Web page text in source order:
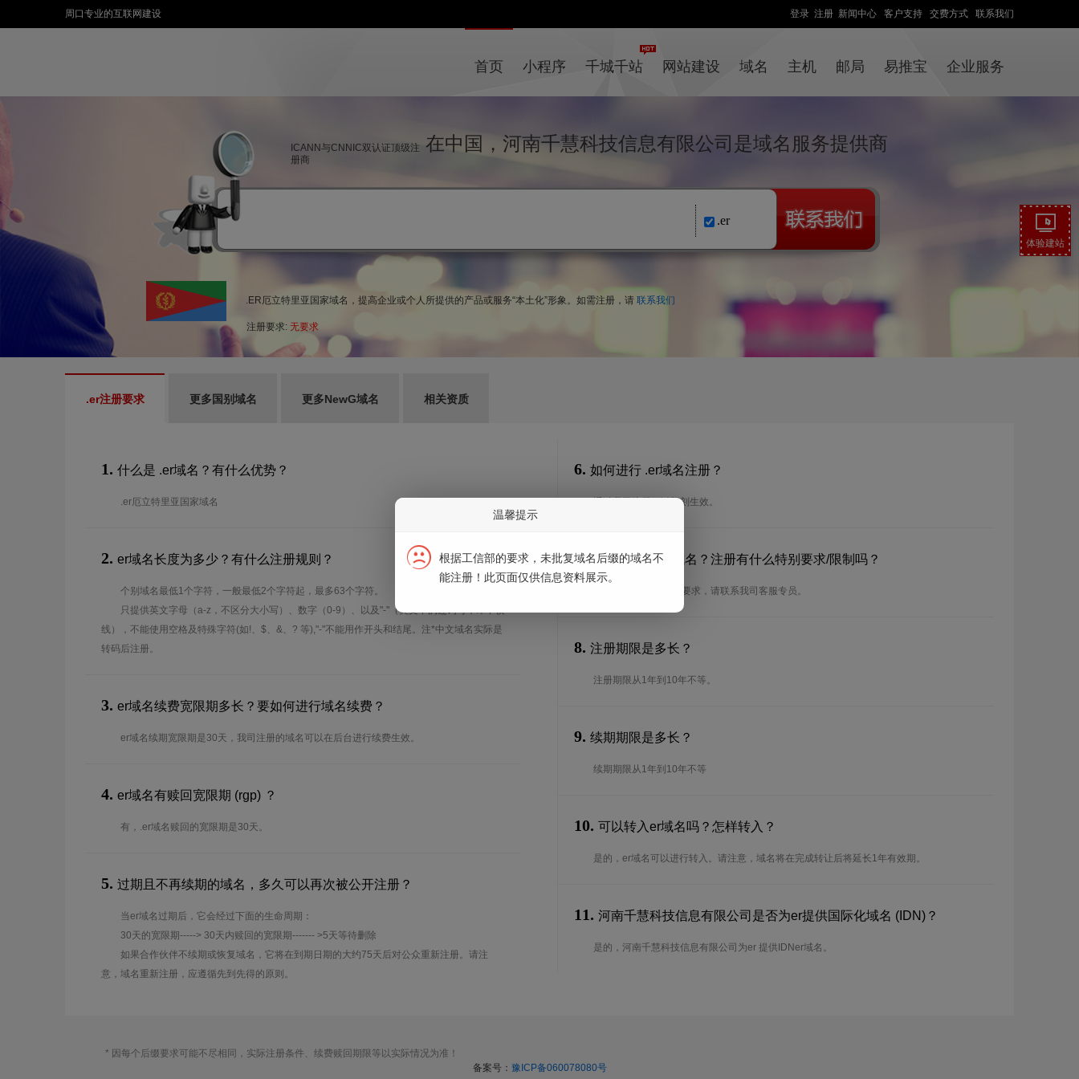
周口专业的互联网建设 登录 注册 新闻中心 客户支持 交费方式 联系我们
首页 小程序 千城千站 网站建设 域名 主机 邮局 易推宝 企业服务
ICANN与CNNIC双认证顶级注
册商
在中国，河南千慧科技信息有限公司是域名服务提供商
.er
.ER厄立特里亚国家域名，提高企业或个人所提供的产品或服务“本土化”形象。如需注册，请 联系我们
注册要求: 无要求
.er注册要求 更多国别域名 更多NewG域名 相关资质
1. 什么是 .er域名？有什么优势？
.er厄立特里亚国家域名
2. er域名长度为多少？有什么注册规则？
个别域名最低1个字符，一般最低2个字符起，最多63个字符。
只提供英文字母（a-z，不区分大小写）、数字（0-9）、以及"-"（英文中的连词号，即中横
线），不能使用空格及特殊字符(如!、$、&、? 等),"-"不能用作开头和结尾。注*中文域名实际是
转码后注册。
3. er域名续费宽限期多长？要如何进行域名续费？
er域名续期宽限期是30天，我司注册的域名可以在后台进行续费生效。
4. er域名有赎回宽限期 (rgp) ？
有，.er域名赎回的宽限期是30天。
5. 过期且不再续期的域名，多久可以再次被公开注册？
当er域名过期后，它会经过下面的生命周期：
30天的宽限期-----> 30天内赎回的宽限期------- >5天等待删除
如果合作伙伴不续期或恢复域名，它将在到期日期的大约75天后对公众重新注册。请注
意，域名重新注册，应遵循先到先得的原则。
6. 如何进行 .er域名注册？
通过我司注册可以即刻生效。
7. 谁可以注册 .er域名？注册有什么特别要求/限制吗？
想了解.er域名的注册要求，请联系我司客服专员。
8. 注册期限是多长？
注册期限从1年到10年不等。
9. 续期期限是多长？
续期期限从1年到10年不等
10. 可以转入er域名吗？怎样转入？
是的，er域名可以进行转入。请注意，域名将在完成转让后将延长1年有效期。
11. 河南千慧科技信息有限公司是否为er提供国际化域名 (IDN)？
是的，河南千慧科技信息有限公司为er 提供IDNer域名。
* 因每个后缀要求可能不尽相同，实际注册条件、续费赎回期限等以实际情况为准！
备案号： 豫ICP备060078080号
体验建站
温馨提示
根据工信部的要求，未批复域名后缀的域名不
能注册！此页面仅供信息资料展示。